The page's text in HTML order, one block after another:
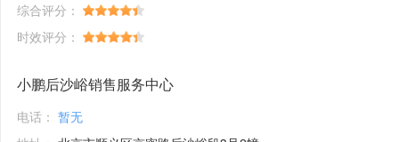
综合评分：
时效评分：
小鹏后沙峪销售服务中心
电话： 暂无